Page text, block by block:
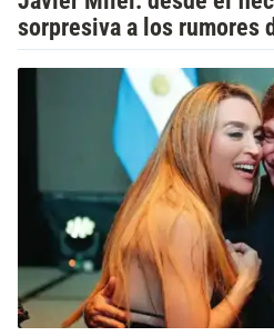
sorpresiva a los rumores